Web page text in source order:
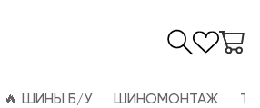
🔥 ШИНЫ Б/У ШИНОМОНТАЖ